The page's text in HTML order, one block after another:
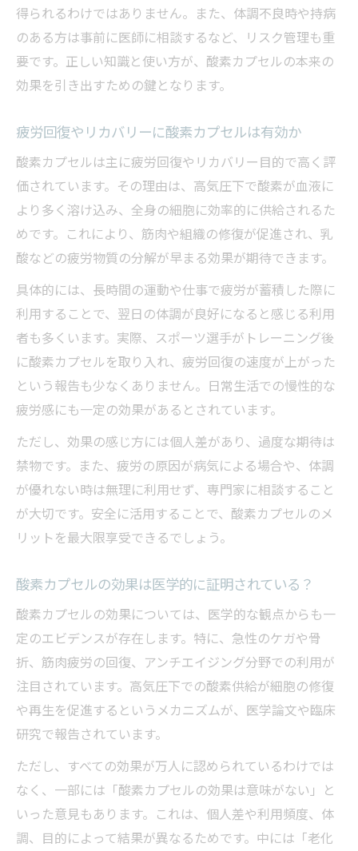
得られるわけではありません。また、体調不良時や持病
のある方は事前に医師に相談するなど、リスク管理も重
要です。正しい知識と使い方が、酸素カプセルの本来の
効果を引き出すための鍵となります。
疲労回復やリカバリーに酸素カプセルは有効か
酸素カプセルは主に疲労回復やリカバリー目的で高く評
価されています。その理由は、高気圧下で酸素が血液に
より多く溶け込み、全身の細胞に効率的に供給されるた
めです。これにより、筋肉や組織の修復が促進され、乳
酸などの疲労物質の分解が早まる効果が期待できます。
具体的には、長時間の運動や仕事で疲労が蓄積した際に
利用することで、翌日の体調が良好になると感じる利用
者も多くいます。実際、スポーツ選手がトレーニング後
に酸素カプセルを取り入れ、疲労回復の速度が上がった
という報告も少なくありません。日常生活での慢性的な
疲労感にも一定の効果があるとされています。
ただし、効果の感じ方には個人差があり、過度な期待は
禁物です。また、疲労の原因が病気による場合や、体調
が優れない時は無理に利用せず、専門家に相談すること
が大切です。安全に活用することで、酸素カプセルのメ
リットを最大限享受できるでしょう。
酸素カプセルの効果は医学的に証明されている？
酸素カプセルの効果については、医学的な観点からも一
定のエビデンスが存在します。特に、急性のケガや骨
折、筋肉疲労の回復、アンチエイジング分野での利用が
注目されています。高気圧下での酸素供給が細胞の修復
や再生を促進するというメカニズムが、医学論文や臨床
研究で報告されています。
ただし、すべての効果が万人に認められているわけでは
なく、一部には「酸素カプセルの効果は意味がない」と
いった意見もあります。これは、個人差や利用頻度、体
調、目的によって結果が異なるためです。中には「老化